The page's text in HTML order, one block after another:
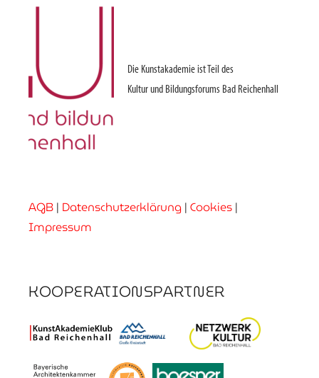
Die Kunstakademie ist Teil des
Kultur und Bildungsforums Bad Reichenhall
AGB | Datenschutzerklärung | Cookies |
Impressum
KOOPERATIONSPARTNER